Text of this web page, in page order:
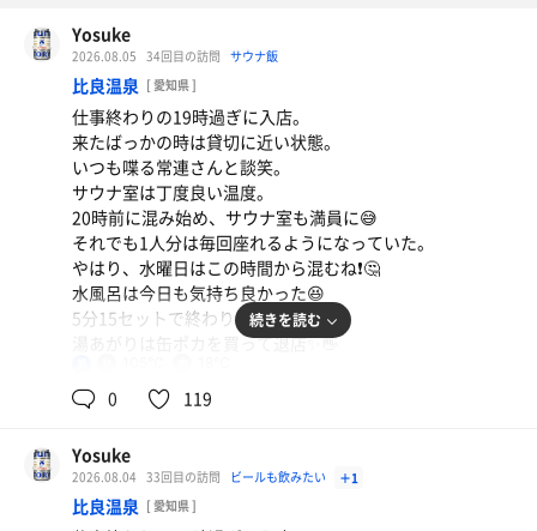
Yosuke
2026.08.05 34回目の訪問 サウナ飯
比良温泉 [ 愛知県 ]
仕事終わりの19時過ぎに入店。
来たばっかの時は貸切に近い状態。
いつも喋る常連さんと談笑。
サウナ室は丁度良い温度。
20時前に混み始め、サウナ室も満員に😅
それでも1人分は毎回座れるようになっていた。
やはり、水曜日はこの時間から混むね❗️🤔
水風呂は今日も気持ち良かった😆
5分15セットで終わり。
湯あがりは缶ポカを買って退店✨👋
続きを読む
0 119
Yosuke
2026.08.04 33回目の訪問 ビールも飲みたい ＋1
比良温泉 [ 愛知県 ]